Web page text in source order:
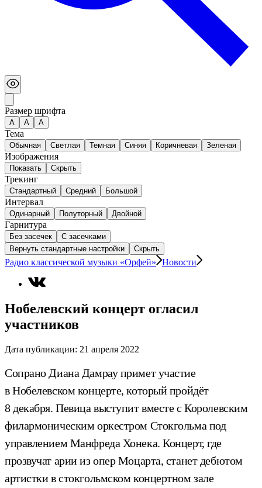
Размер шрифта
А A A
Тема
Обычная Светлая Темная Синяя Коричневая Зеленая
Изображения
Показать Скрыть
Трекинг
Стандартный Средний Большой
Интервал
Одинарный Полуторный Двойной
Гарнитура
Без засечек
С засечками
Вернуть стандартные настройки
Скрыть
Радио классической музыки «Орфей» Новости
Нобелевский концерт огласил
участников
Дата публикации: 21 апреля 2022
Сопрано Диана Дамрау примет участие
в Нобелевском концерте, который пройдёт
8 декабря. Певица выступит вместе с Королевским
филармоническим оркестром Стокгольма под
управлением Манфреда Хонека. Концерт, где
прозвучат арии из опер Моцарта, станет дебютом
артистки в стокгольмском концертном зале